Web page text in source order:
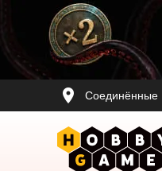
Соединённые